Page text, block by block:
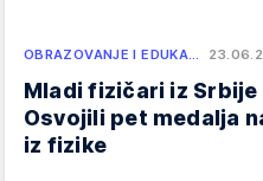
OBRAZOVANJE I EDUKA…
Mladi fizičari iz
Osvojili pet medalja
iz fizike